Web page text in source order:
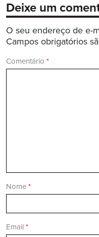
Deixe um
O seu endereço de e-
Campos obrigatórios
Comentário *
Nome *
Email *